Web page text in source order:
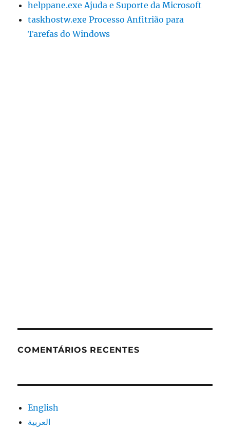
helppane.exe Ajuda e Suporte da Microsoft
taskhostw.exe Processo Anfitrião para
Tarefas do Windows
COMENTÁRIOS RECENTES
English
العربية